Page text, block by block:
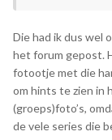
Die had ik dus wel
het forum gepost.
fotootje met die
om hints te zien in
(groeps)foto’s,
de vele series die